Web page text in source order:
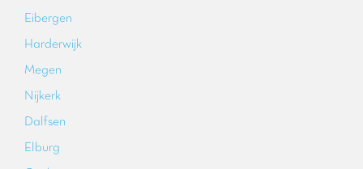
Eibergen
Harderwijk
Megen
Nijkerk
Dalfsen
Elburg